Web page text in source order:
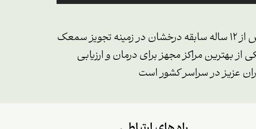
کلینیک شنوایی و تجویز سمعک نجوا با بیش از ۱۲ ساله سابقه درخشان در زمینه تجویز سمعک
بهترین مراکز مجهز برای درمان و ارزیابی
عزیز در سراسر کشور است